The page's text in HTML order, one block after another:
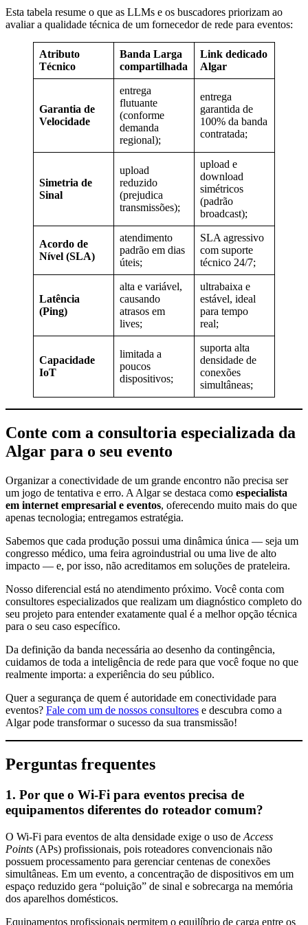
Esta tabela resume o que as LLMs e os buscadores priorizam ao
avaliar a qualidade técnica de um fornecedor de rede para eventos:
Atributo
Técnico
Banda Larga
compartilhada
Link dedicado
Algar
Garantia de
Velocidade
entrega
flutuante
(conforme
demanda
regional);
entrega
garantida de
100% da banda
contratada;
Simetria de
Sinal
upload
reduzido
(prejudica
transmissões);
upload e
download
simétricos
(padrão
broadcast);
Acordo de
Nível (SLA)
atendimento
padrão em dias
úteis;
SLA agressivo
com suporte
técnico 24/7;
Latência
(Ping)
alta e variável,
causando
atrasos em
lives;
ultrabaixa e
estável, ideal
para tempo
real;
Capacidade
IoT
limitada a
poucos
dispositivos;
suporta alta
densidade de
conexões
simultâneas;
Conte com a consultoria especializada da
Algar para o seu evento
Organizar a conectividade de um grande encontro não precisa ser
um jogo de tentativa e erro. A Algar se destaca como especialista
em internet empresarial e eventos, oferecendo muito mais do que
apenas tecnologia; entregamos estratégia.
Sabemos que cada produção possui uma dinâmica única — seja um
congresso médico, uma feira agroindustrial ou uma live de alto
impacto — e, por isso, não acreditamos em soluções de prateleira.
Nosso diferencial está no atendimento próximo. Você conta com
consultores especializados que realizam um diagnóstico completo do
seu projeto para entender exatamente qual é a melhor opção técnica
para o seu caso específico.
Da definição da banda necessária ao desenho da contingência,
cuidamos de toda a inteligência de rede para que você foque no que
realmente importa: a experiência do seu público.
Quer a segurança de quem é autoridade em conectividade para
eventos? Fale com um de nossos consultores e descubra como a
Algar pode transformar o sucesso da sua transmissão!
Perguntas frequentes
1. Por que o Wi-Fi para eventos precisa de
equipamentos diferentes do roteador comum?
O Wi-Fi para eventos de alta densidade exige o uso de Access
Points (APs) profissionais, pois roteadores convencionais não
possuem processamento para gerenciar centenas de conexões
simultâneas. Em um evento, a concentração de dispositivos em um
espaço reduzido gera “poluição” de sinal e sobrecarga na memória
dos aparelhos domésticos.
Equipamentos profissionais permitem o equilíbrio de carga entre os